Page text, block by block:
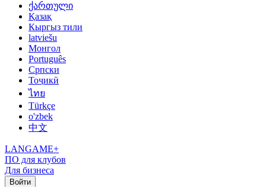
ქართული
Қазақ
Кыргыз тили
latviešu
Монгол
Português
Српски
Тоҷикӣ
ไทย
Türkçe
o'zbek
中文
LANGAME+
ПО для клубов
Для бизнеса
Войти